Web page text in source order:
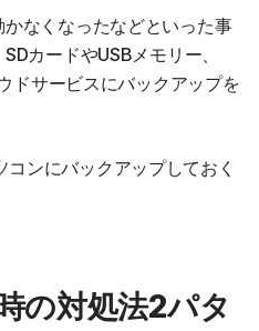
なくなったなどといった事
カードやUSBメモリー、
ドサービスにバックアップを
ンにバックアップしておく
の対処法2パタ